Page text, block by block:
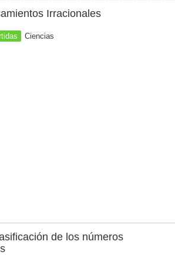
Irracionales
Ciencias
de los números